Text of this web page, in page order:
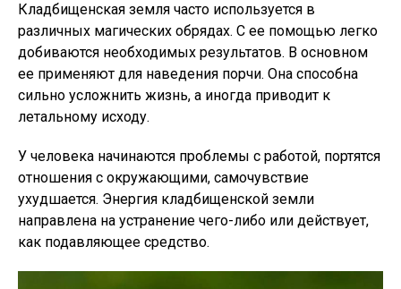
Кладбищенская земля часто используется в
различных магических обрядах. С ее помощью легко
добиваются необходимых результатов. В основном
ее применяют для наведения порчи. Она способна
сильно усложнить жизнь, а иногда приводит к
летальному исходу.
У человека начинаются проблемы с работой, портятся
отношения с окружающими, самочувствие
ухудшается. Энергия кладбищенской земли
направлена на устранение чего-либо или действует,
как подавляющее средство.